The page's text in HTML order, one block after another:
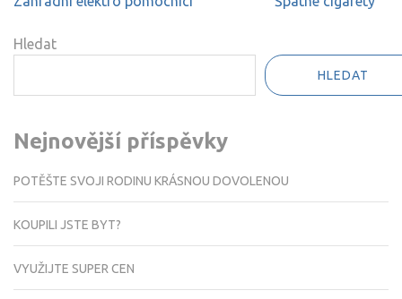
příspěvek
Hledat
HLEDAT
Nejnovější příspěvky
POTĚŠTE SVOJI RODINU KRÁSNOU DOVOLENOU
KOUPILI JSTE BYT?
VYUŽIJTE SUPER CEN